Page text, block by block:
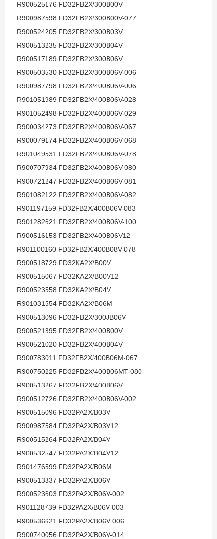
R900525176 FD32FB2X/300B00V
R900987598 FD32FB2X/300B00V-077
R900524205 FD32FB2X/300B03V
R900513235 FD32FB2X/300B04V
R900517189 FD32FB2X/300B06V
R900503530 FD32FB2X/300B06V-006
R900987798 FD32FB2X/400B06V-006
R901051989 FD32FB2X/400B06V-028
R901052498 FD32FB2X/400B06V-029
R900034273 FD32FB2X/400B06V-067
R900079174 FD32FB2X/400B06V-068
R901049531 FD32FB2X/400B06V-078
R900707934 FD32FB2X/400B06V-080
R900721247 FD32FB2X/400B06V-081
R901082122 FD32FB2X/400B06V-082
R901197159 FD32FB2X/400B06V-083
R901282621 FD32FB2X/400B06V-100
R900516153 FD32FB2X/400B06V12
R901100160 FD32FB2X/400B08V-078
R900518729 FD32KA2X/B00V
R900515067 FD32KA2X/B00V12
R900523558 FD32KA2X/B04V
R901031554 FD32KA2X/B06M
R900513096 FD32FB2X/300JB06V
R900521395 FD32FB2X/400B00V
R900521020 FD32FB2X/400B04V
R900783011 FD32FB2X/400B06M-067
R900750225 FD32FB2X/400B06MT-080
R900513267 FD32FB2X/400B06V
R900512726 FD32FB2X/400B06V-002
R900515096 FD32PA2X/B03V
R900987584 FD32PA2X/B03V12
R900515264 FD32PA2X/B04V
R900532547 FD32PA2X/B04V12
R901476599 FD32PA2X/B06M
R900513337 FD32PA2X/B06V
R900523603 FD32PA2X/B06V-002
R901128739 FD32PA2X/B06V-003
R900536621 FD32PA2X/B06V-006
R900740056 FD32PA2X/B06V-014